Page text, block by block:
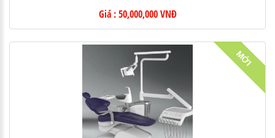
Giá : 50,000,000 VNĐ
MỚI